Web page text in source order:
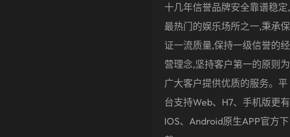
十几年信誉品牌安全靠谱稳定,
最热门的娱乐场所之一,秉承保
证一流质量,保持一级信誉的经
营理念,坚持客户第一的原则为
广大客户提供优质的服务。平
台支持Web、H7、手机版更有
IOS、Android原生APP官方下